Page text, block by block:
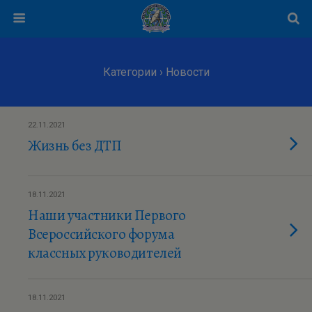
Категории › Новости
22.11.2021
Жизнь без ДТП
18.11.2021
Наши участники Первого
Всероссийского форума
классных руководителей
18.11.2021